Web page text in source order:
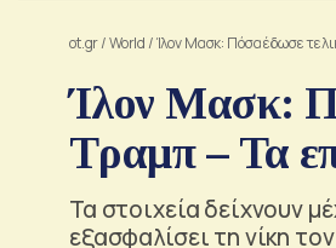
ot.gr/World /Ίλον Μασκ: Πόσα έδωσε
Ίλον Μασκ:
Τραμπ – Τα
Τα στοιχεία δείχνουν
εξασφαλίσει τη νίκη